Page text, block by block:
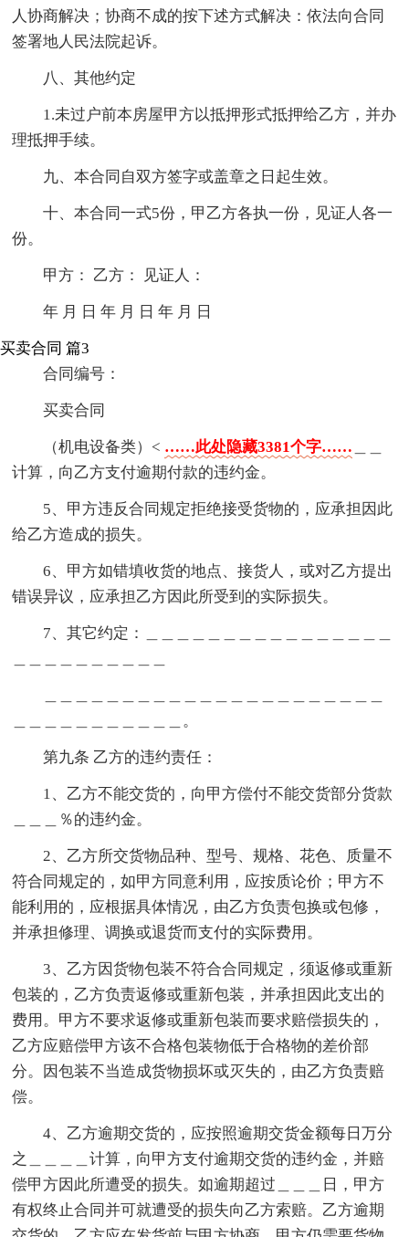
人协商解决；协商不成的按下述方式解决：依法向合同
签署地人民法院起诉。
八、其他约定
1.未过户前本房屋甲方以抵押形式抵押给乙方，并办
理抵押手续。
九、本合同自双方签字或盖章之日起生效。
十、本合同一式5份，甲乙方各执一份，见证人各一
份。
甲方： 乙方： 见证人：
年 月 日 年 月 日 年 月 日
买卖合同 篇3
合同编号：
买卖合同
（机电设备类）< ……此处隐藏3381个字……
计算，向乙方支付逾期付款的违约金。
5、甲方违反合同规定拒绝接受货物的，应承担因此
给乙方造成的损失。
6、甲方如错填收货的地点、接货人，或对乙方提出
错误异议，应承担乙方因此所受到的实际损失。
7、其它约定：＿＿＿＿＿＿＿＿＿＿＿＿＿＿＿＿
＿＿＿＿＿＿＿＿＿＿＿。
第九条 乙方的违约责任：
1、乙方不能交货的，向甲方偿付不能交货部分货款
＿＿＿％的违约金。
2、乙方所交货物品种、型号、规格、花色、质量不
符合同规定的，如甲方同意利用，应按质论价；甲方不
能利用的，应根据具体情况，由乙方负责包换或包修，
并承担修理、调换或退货而支付的实际费用。
3、乙方因货物包装不符合合同规定，须返修或重新
包装的，乙方负责返修或重新包装，并承担因此支出的
费用。甲方不要求返修或重新包装而要求赔偿损失的，
乙方应赔偿甲方该不合格包装物低于合格物的差价部
分。因包装不当造成货物损坏或灭失的，由乙方负责赔
偿。
4、乙方逾期交货的，应按照逾期交货金额每日万分
之＿＿＿＿计算，向甲方支付逾期交货的违约金，并赔
偿甲方因此所遭受的损失。如逾期超过＿＿＿日，甲方
有权终止合同并可就遭受的损失向乙方索赔。乙方逾期